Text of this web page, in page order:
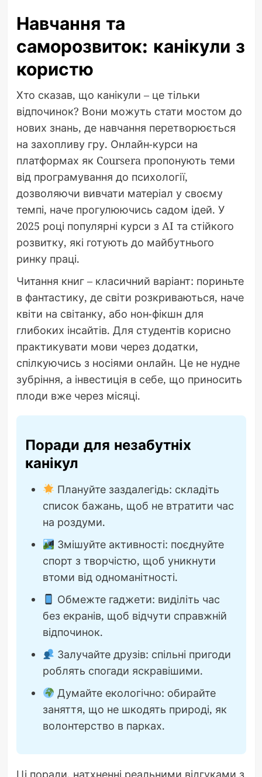
Навчання та
саморозвиток: канікули з
користю
Хто сказав, що канікули – це тільки
відпочинок? Вони можуть стати мостом до
нових знань, де навчання перетворюється
на захопливу гру. Онлайн-курси на
платформах як Coursera пропонують теми
від програмування до психології,
дозволяючи вивчати матеріал у своєму
темпі, наче прогулюючись садом ідей. У
2025 році популярні курси з AI та стійкого
розвитку, які готують до майбутнього
ринку праці.
Читання книг – класичний варіант: пориньте
в фантастику, де світи розкриваються, наче
квіти на світанку, або нон-фікшн для
глибоких інсайтів. Для студентів корисно
практикувати мови через додатки,
спілкуючись з носіями онлайн. Це не нудне
зубріння, а інвестиція в себе, що приносить
плоди вже через місяці.
Поради для незабутніх
канікул
Плануйте заздалегідь: складіть
список бажань, щоб не втратити час
на роздуми.
Змішуйте активності: поєднуйте
спорт з творчістю, щоб уникнути
втоми від одноманітності.
Обмежте гаджети: виділіть час
без екранів, щоб відчути справжній
відпочинок.
Залучайте друзів: спільні пригоди
роблять спогади яскравішими.
Думайте екологічно: обирайте
заняття, що не шкодять природі, як
волонтерство в парках.
Ці поради, натхненні реальними відгуками з